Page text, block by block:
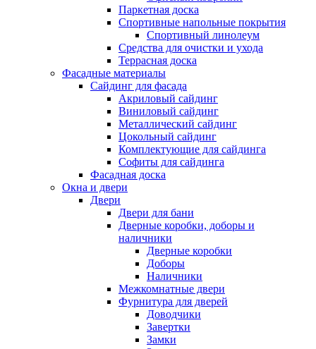
Паркетная доска
Спортивные напольные покрытия
Спортивный линолеум
Средства для очистки и ухода
Террасная доска
Фасадные материалы
Сайдинг для фасада
Акриловый сайдинг
Виниловый сайдинг
Металлический сайдинг
Цокольный сайдинг
Комплектующие для сайдинга
Софиты для сайдинга
Фасадная доска
Окна и двери
Двери
Двери для бани
Дверные коробки, доборы и
наличники
Дверные коробки
Доборы
Наличники
Межкомнатные двери
Фурнитура для дверей
Доводчики
Завертки
Замки